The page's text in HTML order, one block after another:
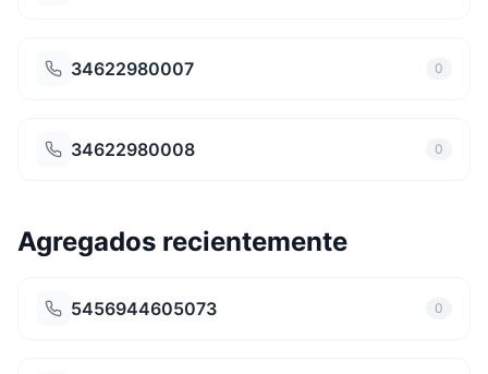
34622980007 0
34622980008 0
Agregados recientemente
5456944605073 0